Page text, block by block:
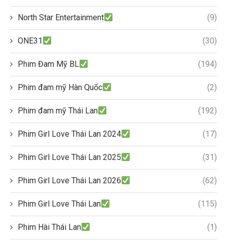
North Star Entertainment (9)
ONE31 (30)
Phim Đam Mỹ BL (194)
Phim đam mỹ Hàn Quốc (2)
Phim đam mỹ Thái Lan (192)
Phim Girl Love Thái Lan 2024 (17)
Phim Girl Love Thái Lan 2025 (31)
Phim Girl Love Thái Lan 2026 (62)
Phim Girl Love Thái Lan (115)
Phim Hài Thái Lan (1)